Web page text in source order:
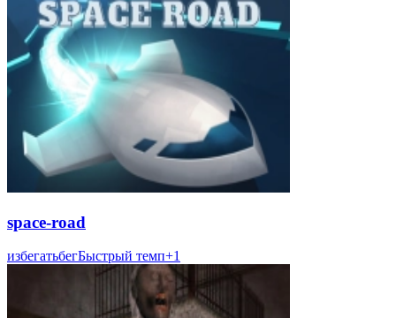
space-road
избегатьбегБыстрый темп+1